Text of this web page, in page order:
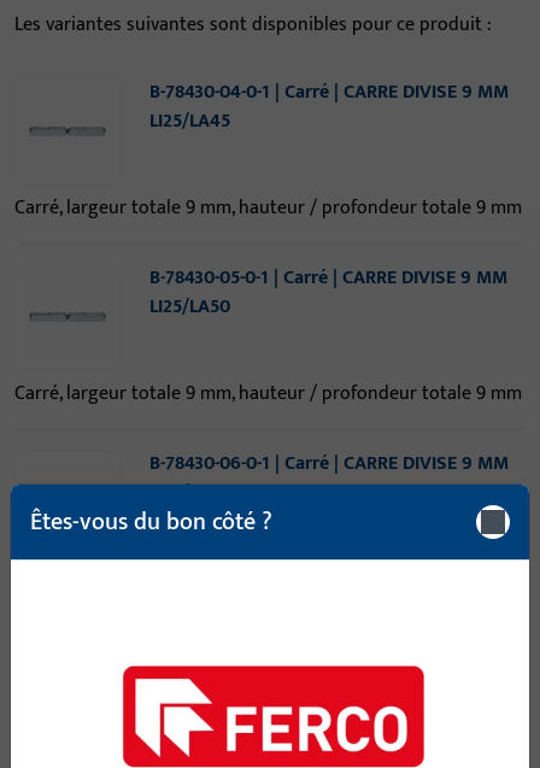
Les variantes suivantes sont disponibles pour ce produit :
B-78430-04-0-1 | Carré | CARRE DIVISE 9 MM
LI25/LA45
Carré, largeur totale 9 mm, hauteur / profondeur totale 9 mm
B-78430-05-0-1 | Carré | CARRE DIVISE 9 MM
LI25/LA50
Carré, largeur totale 9 mm, hauteur / profondeur totale 9 mm
B-78430-06-0-1 | Carré | CARRE DIVISE 9 MM
LI25/LA55
LI25/LA60
Êtes-vous du bon côté ?